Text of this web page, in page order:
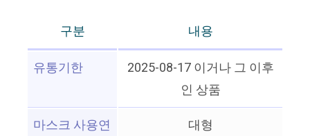
구분
내용
유통기한
2025-08-17 이거나 그 이후
인 상품
마스크 사용연
대형